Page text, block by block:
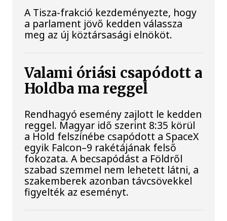
A Tisza-frakció kezdeményezte, hogy
a parlament jövő kedden válassza
meg az új köztársasági elnököt.
Valami óriási csapódott a
Holdba ma reggel
Rendhagyó esemény zajlott le kedden
reggel. Magyar idő szerint 8:35 körül
a Hold felszínébe csapódott a SpaceX
egyik Falcon–9 rakétájának felső
fokozata. A becsapódást a Földről
szabad szemmel nem lehetett látni, a
szakemberek azonban távcsövekkel
figyelték az eseményt.